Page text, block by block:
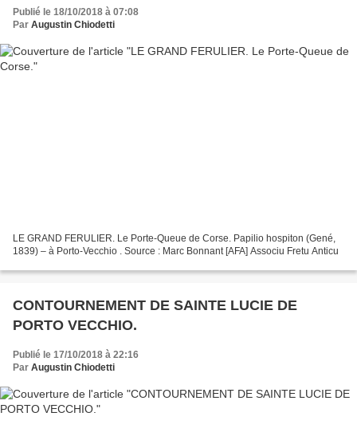
Publié le 18/10/2018 à 07:08
Par Augustin Chiodetti
LE GRAND FERULIER. Le Porte-Queue de Corse. Papilio hospiton (Gené,
1839) – à Porto-Vecchio . Source : Marc Bonnant [AFA] Associu Fretu Anticu
CONTOURNEMENT DE SAINTE LUCIE DE
PORTO VECCHIO.
Publié le 17/10/2018 à 22:16
Par Augustin Chiodetti